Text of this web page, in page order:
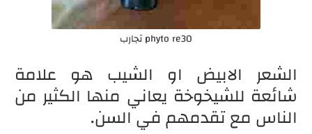
phyto re30 تجارب
الشعر الابيض او الشيب هو علامة
شائعة للشيخوخة يعاني منها الكثير من
الناس مع تقدمهم في السن.